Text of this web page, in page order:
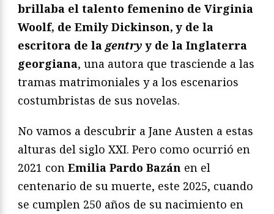
brillaba el talento femenino de Virginia
Woolf, de Emily Dickinson, y de la
escritora de la gentry y de la Inglaterra
georgiana, una autora que trasciende a las
tramas matrimoniales y a los escenarios
costumbristas de sus novelas.
No vamos a descubrir a Jane Austen a estas
alturas del siglo XXI. Pero como ocurrió en
2021 con Emilia Pardo Bazán en el
centenario de su muerte, este 2025, cuando
se cumplen 250 años de su nacimiento en